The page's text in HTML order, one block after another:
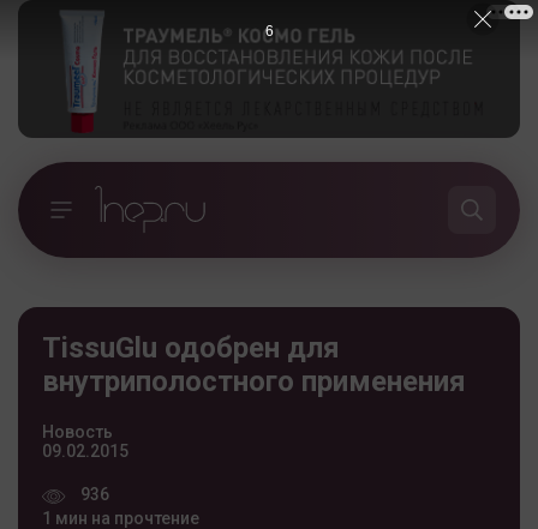
TissuGlu одобрен для
внутриполостного применения
Новость
09.02.2015
936
1 мин на прочтение
5